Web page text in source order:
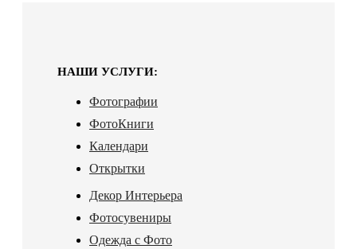
НАШИ УСЛУГИ:
Фотографии
ФотоКниги
Календари
Открытки
Декор Интерьера
Фотосувениры
Одежда с Фото